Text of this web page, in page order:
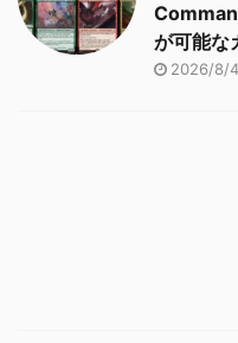
が可能な
2026/8/4